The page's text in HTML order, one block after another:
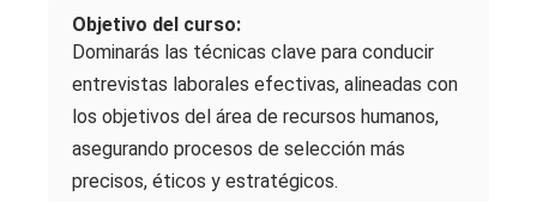
Objetivo del curso:
Dominarás las técnicas clave para conducir
entrevistas laborales efectivas, alineadas con
los objetivos del área de recursos humanos,
asegurando procesos de selección más
precisos, éticos y estratégicos.